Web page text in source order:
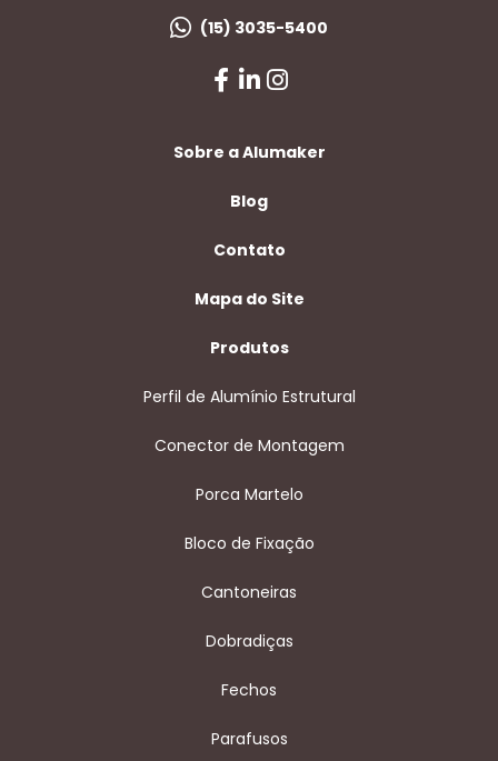
(15) 3035-5400
Sobre a Alumaker
Blog
Contato
Mapa do Site
Produtos
Perfil de Alumínio Estrutural
Conector de Montagem
Porca Martelo
Bloco de Fixação
Cantoneiras
Dobradiças
Fechos
Parafusos